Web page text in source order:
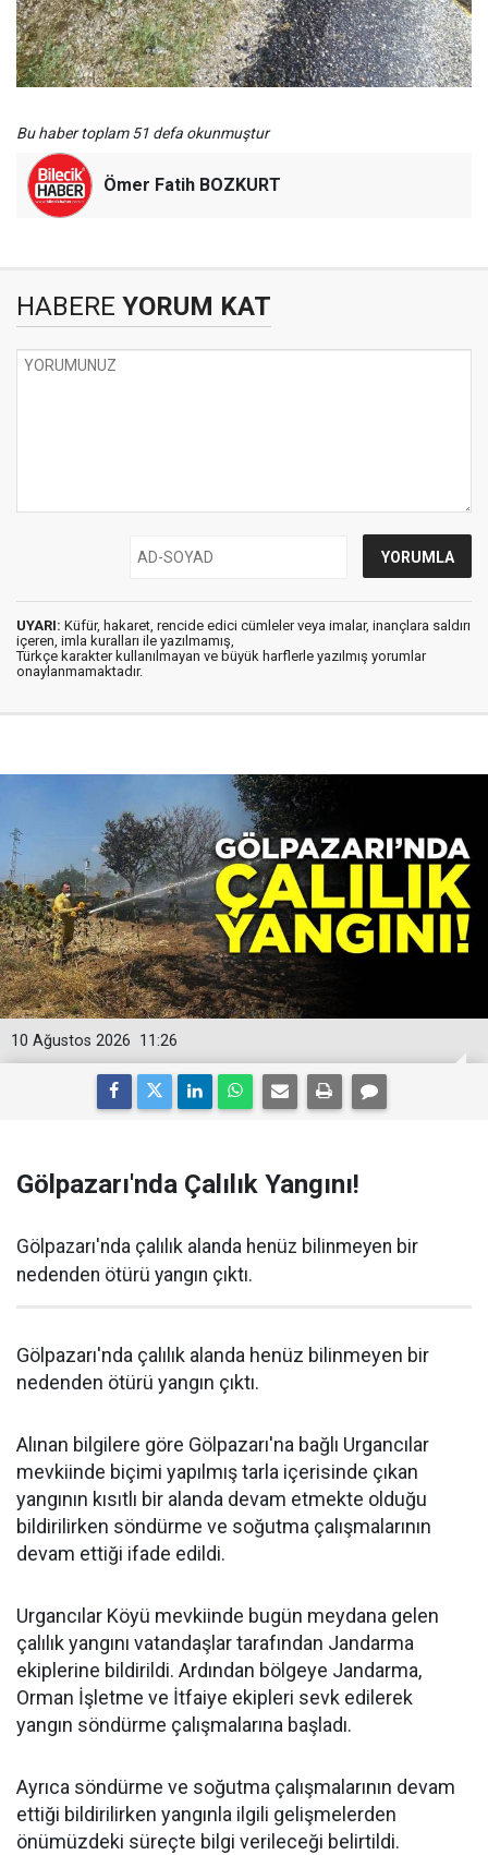
Bu haber toplam 51 defa okunmuştur
Ömer Fatih BOZKURT
HABERE YORUM KAT
UYARI: Küfür, hakaret, rencide edici cümleler veya imalar, inançlara saldırı
içeren, imla kuralları ile yazılmamış,
Türkçe karakter kullanılmayan ve büyük harflerle yazılmış yorumlar
onaylanmamaktadır.
11:26
10 Ağustos 2026
Gölpazarı'nda Çalılık Yangını!
Gölpazarı'nda çalılık alanda henüz bilinmeyen bir
nedenden ötürü yangın çıktı.
Gölpazarı'nda çalılık alanda henüz bilinmeyen bir
nedenden ötürü yangın çıktı.
Alınan bilgilere göre Gölpazarı'na bağlı Urgancılar
mevkiinde biçimi yapılmış tarla içerisinde çıkan
yangının kısıtlı bir alanda devam etmekte olduğu
bildirilirken söndürme ve soğutma çalışmalarının
devam ettiği ifade edildi.
Urgancılar Köyü mevkiinde bugün meydana gelen
çalılık yangını vatandaşlar tarafından Jandarma
ekiplerine bildirildi. Ardından bölgeye Jandarma,
Orman İşletme ve İtfaiye ekipleri sevk edilerek
yangın söndürme çalışmalarına başladı.
Ayrıca söndürme ve soğutma çalışmalarının devam
ettiği bildirilirken yangınla ilgili gelişmelerden
önümüzdeki süreçte bilgi verileceği belirtildi.